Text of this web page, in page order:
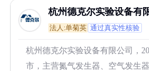
杭州德克尔实验设备有
法人:单菊英 通过真实性核验
杭州德克尔实验设备有限公司，
市，主营氮气发生器、空气发生